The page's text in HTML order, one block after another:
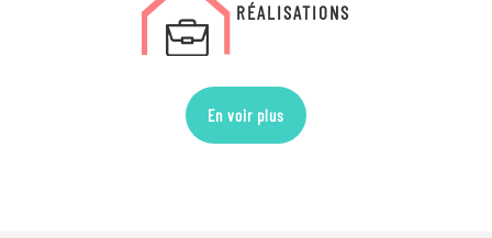
RÉALISATIONS
En voir plus